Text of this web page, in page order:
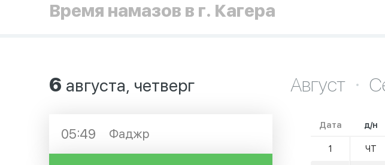
Время намазов в г. Кагера
6 августа, четверг
05:49 Фаджр
Август
Дата д/н
1 ЧТ